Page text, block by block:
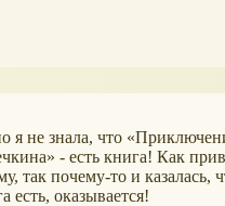
я не знала, что
- есть книга! Как
так почему-то и казалась,
есть, оказывается!